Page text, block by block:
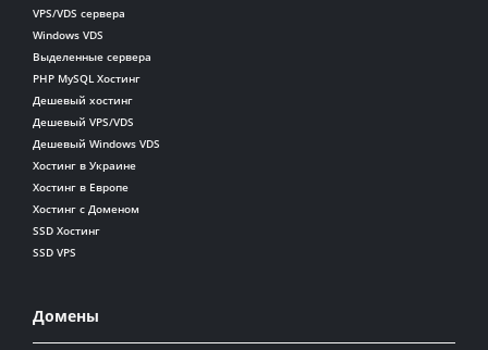
VPS/VDS сервера
Windows VDS
Выделенные сервера
PHP MySQL Хостинг
Дешевый хостинг
Дешевый VPS/VDS
Дешевый Windows VDS
Хостинг в Украине
Хостинг в Европе
Хостинг с Доменом
SSD Хостинг
SSD VPS
Домены